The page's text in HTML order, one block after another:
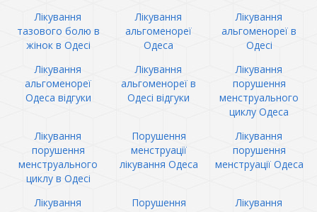
Лікування
тазового болю в
жінок в Одесі
Лікування
альгоменореї
Одеса
Лікування
альгоменореї в
Одесі
Лікування
альгоменореї
Одеса відгуки
Лікування
альгоменореї в
Одесі відгуки
Лікування
порушення
менструального
циклу Одеса
Лікування
порушення
менструального
циклу в Одесі
Порушення
менструації
лікування Одеса
Лікування
порушення
менструації Одеса
Лікування
Порушення
Лікування